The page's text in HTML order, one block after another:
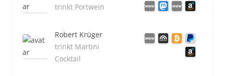
trinkt Portwein
Robert Krüger
trinkt Martini
Cocktail